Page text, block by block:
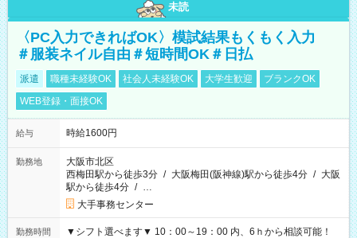
未読
〈PC入力できればOK〉模試結果もくもく入力
＃服装ネイル自由＃短時間OK＃日払
派遣 職種未経験OK 社会人未経験OK 大学生歓迎
ブランクOK
WEB登録・面接OK
給与 時給1600円
勤務地
大阪市北区
西梅田駅から徒歩3分 / 大阪梅田(阪神線)駅から徒歩4分 / 大阪
駅から徒歩4分 / …
大手事務センター
勤務時間
▼シフト選べます▼ 10：00～19：00 内、6ｈから相談可能！